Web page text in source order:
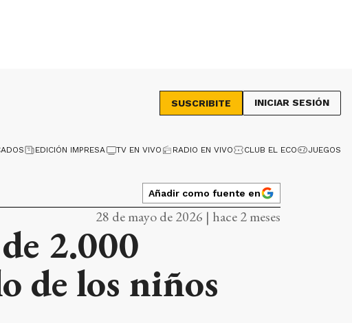
SUSCRIBITE INICIAR SESIÓN
EDICIÓN IMPRESA TV EN VIVO RADIO EN VIVO CLUB EL ECO JUEGOS
Añadir como fuente en
28 de mayo de 2026 | hace 2 meses
2.000
de los niños